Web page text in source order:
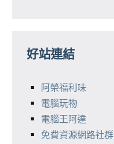
好站連結
阿榮福利味
電腦玩物
電腦王阿達
免費資源網路社群